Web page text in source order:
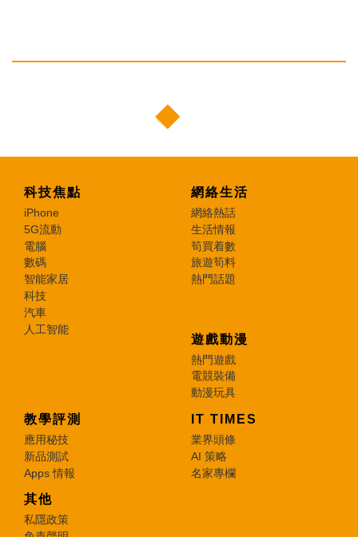
科技焦點
iPhone
5G流動
電腦
數碼
智能家居
科技
汽車
人工智能
網絡生活
網絡熱話
生活情報
筍買着數
旅遊筍料
熱門話題
遊戲動漫
熱門遊戲
電競裝備
動漫玩具
教學評測
應用秘技
新品測試
Apps 情報
IT TIMES
業界頭條
AI 策略
名家專欄
其他
私隱政策